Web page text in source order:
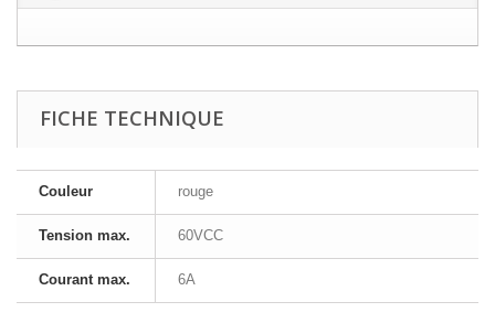
FICHE TECHNIQUE
Couleur rouge
Tension max. 60VCC
Courant max. 6A